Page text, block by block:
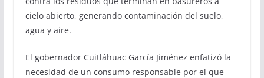
cielo abierto, generando contaminación del suelo,
agua y aire.
El gobernador Cuitláhuac García Jiménez enfatizó la
necesidad de un consumo responsable por el que